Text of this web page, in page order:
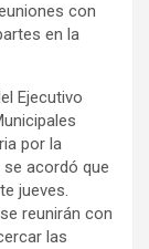
con
en la
Ejecutivo
por la
acordó que
jueves.
reunirán con
las